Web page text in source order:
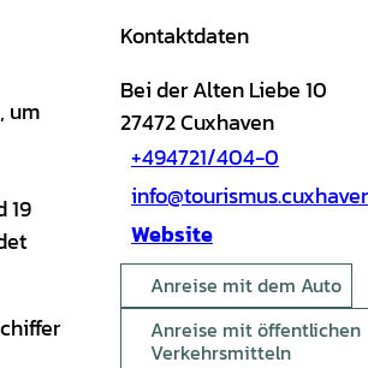
um
19
Kontaktdaten
Bei der Alten Liebe 10
27472Cuxhaven
+494721/404-0
Website
Anreise mit dem Auto
Anreise mit öffentlichen
Verkehrsmitteln